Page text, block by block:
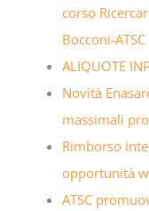
corso
Bocconi-ATSC
ALIQUOTE
Novità
massimali
Rimborso
opportunità
ATSC